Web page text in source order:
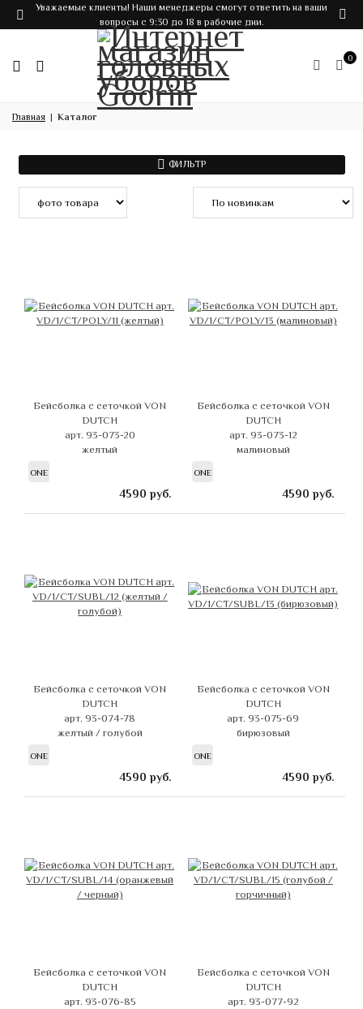
Уважаемые клиенты! Наши менеджеры смогут ответить на ваши
вопросы с 9:30 до 18 в рабочие дни.
0
Главная Каталог
ФИЛЬТР
Бейсболка с сеточкой VON
DUTCH
арт. 93-073-20
желтый
ONE
4590 руб.
Бейсболка с сеточкой VON
DUTCH
арт. 93-073-12
малиновый
ONE
4590 руб.
Бейсболка с сеточкой VON
DUTCH
арт. 93-074-78
желтый / голубой
ONE
4590 руб.
Бейсболка с сеточкой VON
DUTCH
арт. 93-075-69
бирюзовый
ONE
4590 руб.
Бейсболка с сеточкой VON
DUTCH
арт. 93-076-85
Бейсболка с сеточкой VON
DUTCH
арт. 93-077-92